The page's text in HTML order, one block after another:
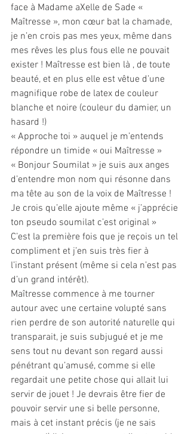
face à Madame aXelle de Sade «
Maîtresse », mon cœur bat la chamade,
je n’en crois pas mes yeux, même dans
mes rêves les plus fous elle ne pouvait
exister ! Maîtresse est bien là , de toute
beauté, et en plus elle est vêtue d’une
magnifique robe de latex de couleur
blanche et noire (couleur du damier, un
hasard !)
« Approche toi » auquel je m’entends
répondre un timide « oui Maîtresse »
« Bonjour Soumilat » je suis aux anges
d’entendre mon nom qui résonne dans
ma tête au son de la voix de Maîtresse !
Je crois qu’elle ajoute même « j’apprécie
ton pseudo soumilat c’est original »
C’est la première fois que je reçois un tel
compliment et j’en suis très fier à
l’instant présent (même si cela n’est pas
d’un grand intérêt).
Maîtresse commence à me tourner
autour avec une certaine volupté sans
rien perdre de son autorité naturelle qui
transparait, je suis subjugué et je me
sens tout nu devant son regard aussi
pénétrant qu’amusé, comme si elle
regardait une petite chose qui allait lui
servir de jouet ! Je devrais être fier de
pouvoir servir une si belle personne,
mais à cet instant précis (je ne sais